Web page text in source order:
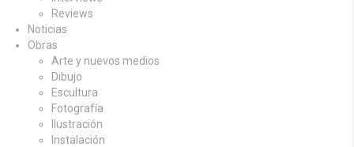
Reviews
Noticias
Obras
Arte y nuevos medios
Dibujo
Escultura
Fotografía
Ilustración
Instalación